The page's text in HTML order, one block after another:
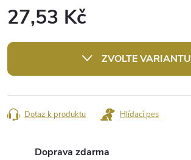
27,53 Kč
cena:
ZVOLTE VARIANTU
Dotaz k produktu Hlídací pes
Doprava zdarma